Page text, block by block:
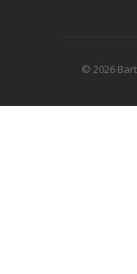
© 2026